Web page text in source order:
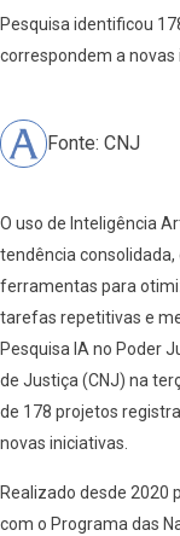
Pesquisa identificou
correspondem a novas
Fonte: CNJ
O uso de Inteligência
tendência
ferramentas para
tarefas repetitivas e
Pesquisa IA no Poder
de Justiça (CNJ) na
de 178 projetos
novas iniciativas.
Realizado desde 2020
com o Programa das